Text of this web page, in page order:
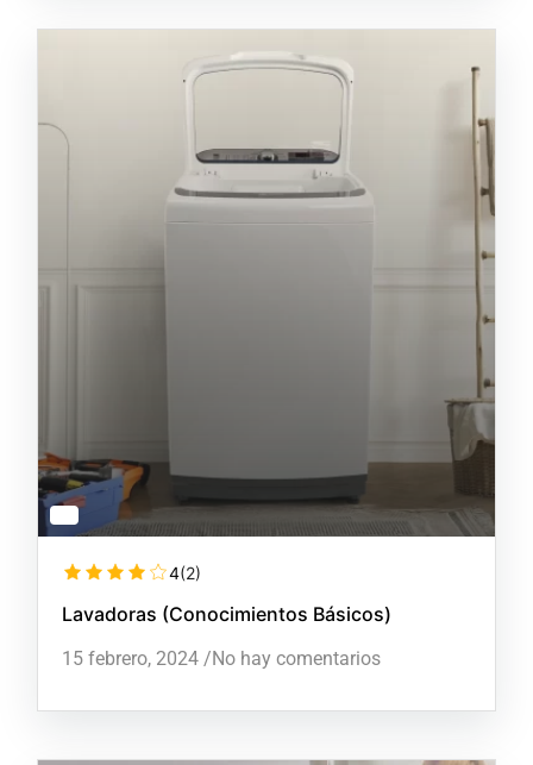
4(2)
Lavadoras (Conocimientos Básicos)
15 febrero, 2024 / No hay comentarios